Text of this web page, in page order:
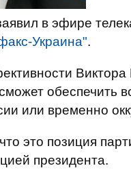
в эфире
Украина".
Виктора
или временно
это позиция
президента.